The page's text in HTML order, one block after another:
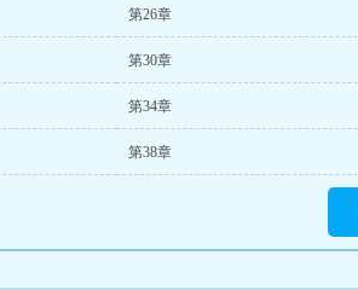
第26章
第30章
第34章
第38章